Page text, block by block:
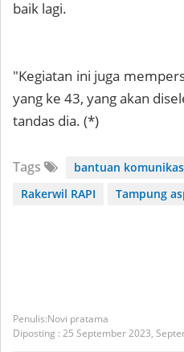
baik lagi.
"Kegiatan ini juga
yang ke 43, yang akan
tandas dia. (*)
Tags bantuan
Rakerwil RAPI
Tampung
Novi pratama
Diposting : 25 September 2023,